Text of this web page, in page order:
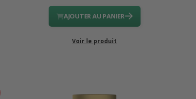
AJOUTER AU PANIER
Voir le produit